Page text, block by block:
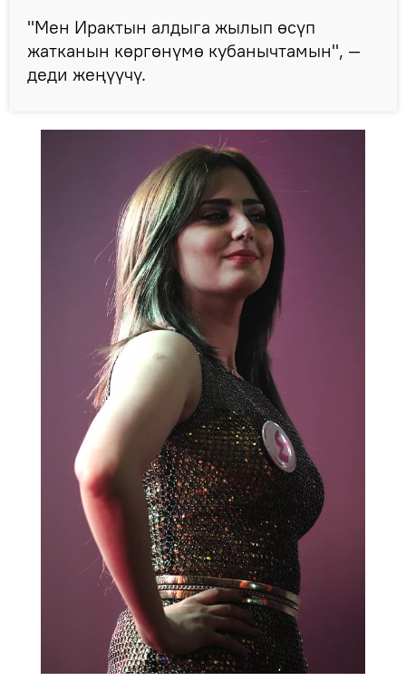
"Мен Ирактын алдыга жылып өсүп
жатканын көргөнүмө кубанычтамын", —
деди жеңүүчү.